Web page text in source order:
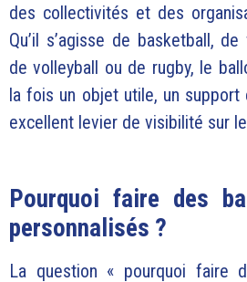
des collectivités et des
Qu’il s’agisse de basketball,
de volleyball ou de rugby, le
la fois un objet utile, un
excellent levier de visibilité sur
Pourquoi faire des
personnalisés ?
La question « pourquoi faire